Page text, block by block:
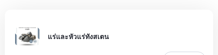
แร่และหัวแร่ทังสเตน